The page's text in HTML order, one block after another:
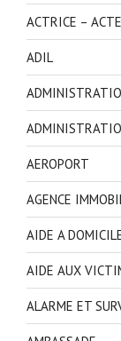
ACTRICE –
ADIL
AEROPORT
AGENCE
AIDE A
AIDE AUX
ALARME ET